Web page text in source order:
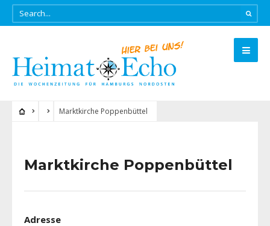
Marktkirche Poppenbüttel
Marktkirche Poppenbüttel
Adresse